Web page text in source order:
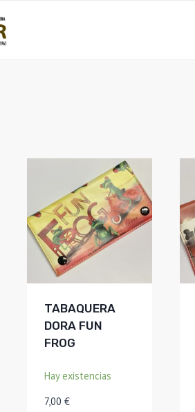
TABAQUERA
DORA FUN
FROG
Hay existencias
7,00 €